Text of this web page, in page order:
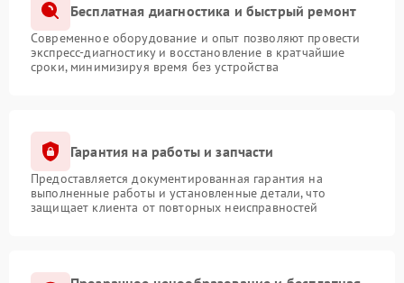
Бесплатная диагностика и быстрый ремонт
Современное оборудование и опыт позволяют провести
экспресс-диагностику и восстановление в кратчайшие
сроки, минимизируя время без устройства
Гарантия на работы и запчасти
Предоставляется документированная гарантия на
выполненные работы и установленные детали, что
защищает клиента от повторных неисправностей